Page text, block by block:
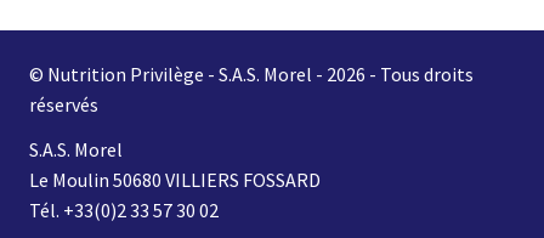
© Nutrition Privilège - S.A.S. Morel - 2026 - Tous droits
réservés
S.A.S. Morel
Le Moulin 50680 VILLIERS FOSSARD
Tél. +33(0)2 33 57 30 02